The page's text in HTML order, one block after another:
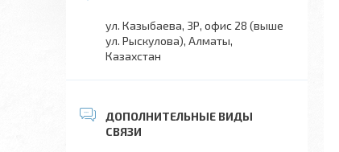
ул. Казыбаева, 3Р, офис 28 (выше
ул. Рыскулова), Алматы,
Казахстан